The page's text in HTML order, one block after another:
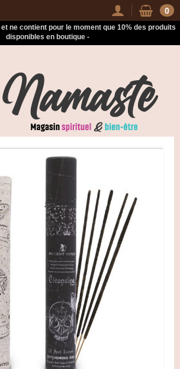
ne contient pour le moment que 10% des produits
disponibles en boutique -
0